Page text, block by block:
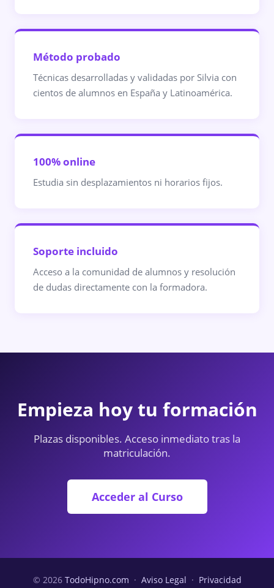
Método probado
Técnicas desarrolladas y validadas por Silvia con
cientos de alumnos en España y Latinoamérica.
100% online
Estudia sin desplazamientos ni horarios fijos.
Soporte incluido
Acceso a la comunidad de alumnos y resolución
de dudas directamente con la formadora.
Empieza hoy tu formación
Plazas disponibles. Acceso inmediato tras la
matriculación.
Acceder al Curso
© 2026 TodoHipno.com · Aviso Legal · Privacidad